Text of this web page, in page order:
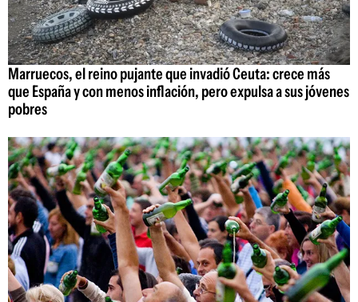
Marruecos, el reino pujante que invadió Ceuta: crece más
que España y con menos inflación, pero expulsa a sus jóvenes
pobres